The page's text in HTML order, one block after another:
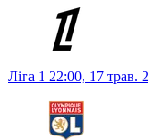
Ліга 1 22:00, 17 трав.